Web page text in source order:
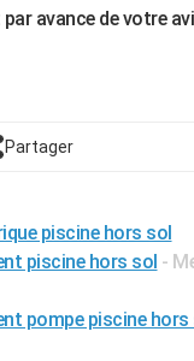
avance de votre
Partager
piscine hors sol
piscine hors sol -
pompe piscine hors